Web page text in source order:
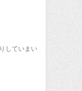
していまい